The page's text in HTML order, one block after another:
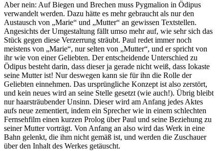
Aber nein: Auf Biegen und Brechen muss Pygmalion in Ödipus
verwandelt werden. Dazu hätte es mehr gebraucht als nur den
Austausch von „Marie“ und „Mutter“ an gewissen Textstellen.
Angesichts der Umgestaltung fällt umso mehr auf, wie sehr sich das
Stück gegen diese Verzerrung sträubt. Paul redet immer noch
meistens von „Marie“, nur selten von „Mutter“, und er spricht von
ihr wie von einer Geliebten. Der entscheidende Unterschied zu
Ödipus besteht darin, dass dieser ja gerade nicht weiß, dass Iokaste
seine Mutter ist! Nur deswegen kann sie für ihn die Rolle der
Geliebten einnehmen. Das ursprüngliche Konzept ist also zerstört,
und kein neues wird an seine Stelle gesetzt (wie auch!). Übrig bleibt
nur haarsträubender Unsinn. Dieser wird am Anfang jedes Aktes
aufs neue zementiert, indem ein Sprecher wie in einem schlechten
Fernsehfilm einen kurzen Prolog über Paul und seine Beziehung zu
seiner Mutter vorträgt. Von Anfang an also wird das Werk in eine
Bahn gelenkt, die ihm nicht gemäß ist, und werden die Zuschauer
über den Inhalt des Werkes getäuscht.